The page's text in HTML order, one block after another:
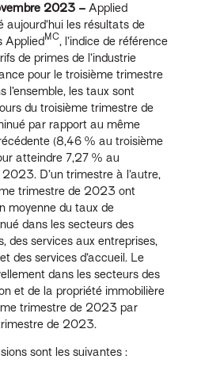
2023 – Applied
aujourd’hui les résultats de
Applied MC, l’indice de référence
de primes de l’industrie
pour le troisième trimestre
l’ensemble, les taux sont
du troisième trimestre de
par rapport au même
(8,46 % au troisième
atteindre 7,27 % au
D’un trimestre à l’autre,
trimestre de 2023 ont
moyenne du taux de
dans les secteurs des
des services aux entreprises,
des services d’accueil. Le
dans les secteurs des
et de la propriété immobilière
trimestre de 2023 par
de 2023.
sont les suivantes :